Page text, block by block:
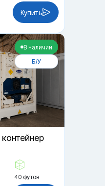
Купить
В наличии
Б/У
40 футов